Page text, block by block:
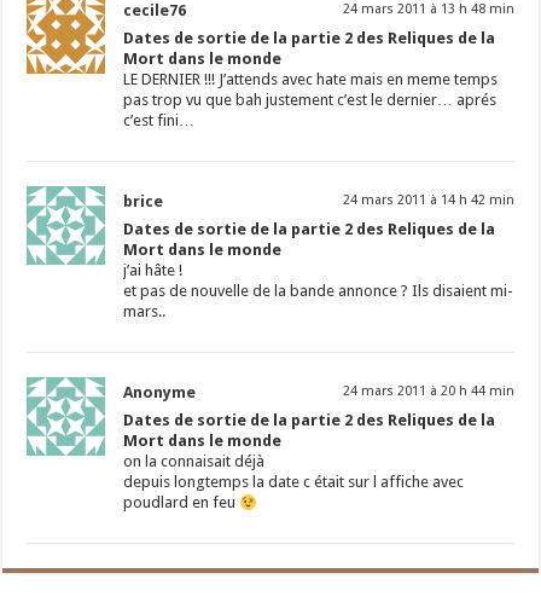
cecile76 24 mars 2011 à 13 h 48 min
Dates de sortie de la partie 2 des Reliques de la
Mort dans le monde
LE DERNIER !!! J’attends avec hate mais en meme temps
pas trop vu que bah justement c’est le dernier… aprés
c’est fini…
brice 24 mars 2011 à 14 h 42 min
Dates de sortie de la partie 2 des Reliques de la
Mort dans le monde
j’ai hâte !
et pas de nouvelle de la bande annonce ? Ils disaient mi-
mars..
Anonyme 24 mars 2011 à 20 h 44 min
Dates de sortie de la partie 2 des Reliques de la
Mort dans le monde
on la connaisait déjà
depuis longtemps la date c était sur l affiche avec
poudlard en feu